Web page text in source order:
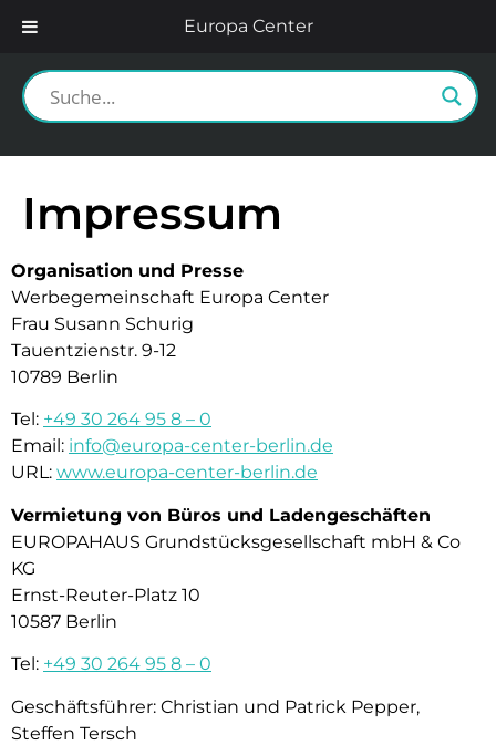
Impressum
Organisation und Presse
Werbegemeinschaft Europa Center
Frau Susann Schurig
Tauentzienstr. 9-12
10789 Berlin
Tel: +49 30 264 95 8 – 0
Email: info@europa-center-berlin.de
URL: www.europa-center-berlin.de
Vermietung von Büros und Ladengeschäften
EUROPAHAUS Grundstücksgesellschaft mbH & Co
KG
Ernst-Reuter-Platz 10
10587 Berlin
Tel: +49 30 264 95 8 – 0
Geschäftsführer: Christian und Patrick Pepper,
Steffen Tersch
Europa Center